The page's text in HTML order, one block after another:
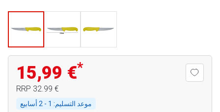
15,99 €*
RRP ‏32.99 €
موعد التسليم: